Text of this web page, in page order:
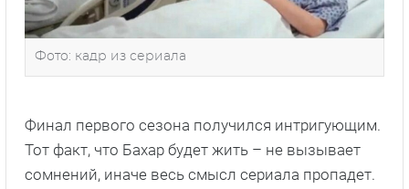
Фото: кадр из сериала
Финал первого сезона получился интригующим.
Тот факт, что Бахар будет жить – не вызывает
сомнений, иначе весь смысл сериала пропадет.